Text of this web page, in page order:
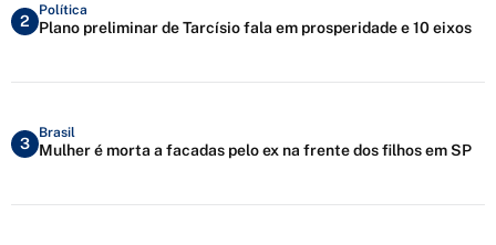
2
Política
Plano preliminar de Tarcísio fala em prosperidade e 10 eixos
3
Brasil
Mulher é morta a facadas pelo ex na frente dos filhos em SP